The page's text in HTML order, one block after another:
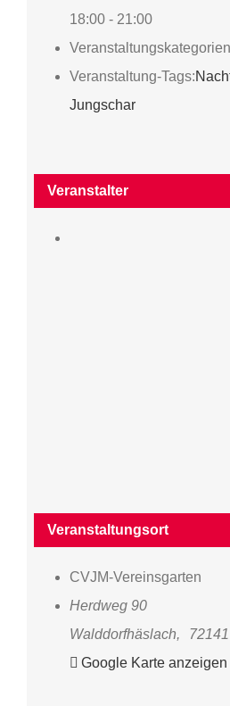
18:00 - 21:00
Veranstaltung-Tags:
Jungschar
Veranstalter
Veranstaltungsort
CVJM-Vereinsgarten
Herdweg 90
Walddorfhäslach, 72141
Google Karte anzeigen